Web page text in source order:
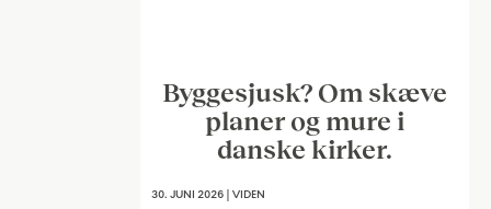
Byggesjusk? Om skæve
planer og mure i
danske kirker.
30. JUNI 2026 VIDEN